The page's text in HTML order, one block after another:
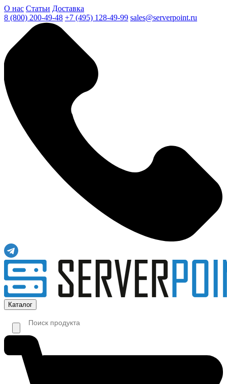
О нас Статьи Доставка
8 (800) 200-49-48 +7 (495) 128-49-99 sales@serverpoint.ru
Каталог